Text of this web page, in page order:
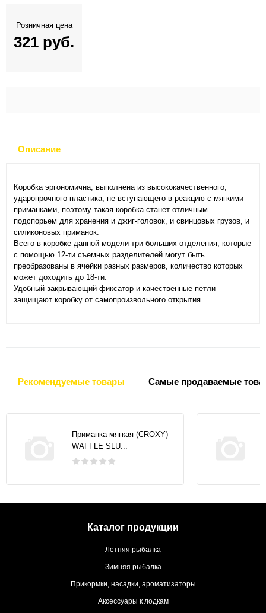
Розничная цена
321 руб.
Описание
Коробка эргономична, выполнена из высококачественного,
ударопрочного пластика, не вступающего в реакцию с мягкими
приманками, поэтому такая коробка станет отличным
подспорьем для хранения и джиг-головок, и свинцовых грузов, и
силиконовых приманок.
Всего в коробке данной модели три больших отделения, которые
с помощью 12-ти съемных разделителей могут быть
преобразованы в ячейки разных размеров, количество которых
может доходить до 18-ти.
Удобный закрывающий фиксатор и качественные петли
защищают коробку от самопроизвольного открытия.
Рекомендуемые товары Самые продаваемые
Приманка мягкая (CROXY)
WAFFLE SLU...
Каталог продукции
Летняя рыбалка
Зимняя рыбалка
Прикормки, насадки, ароматизаторы
Аксессуары к лодкам